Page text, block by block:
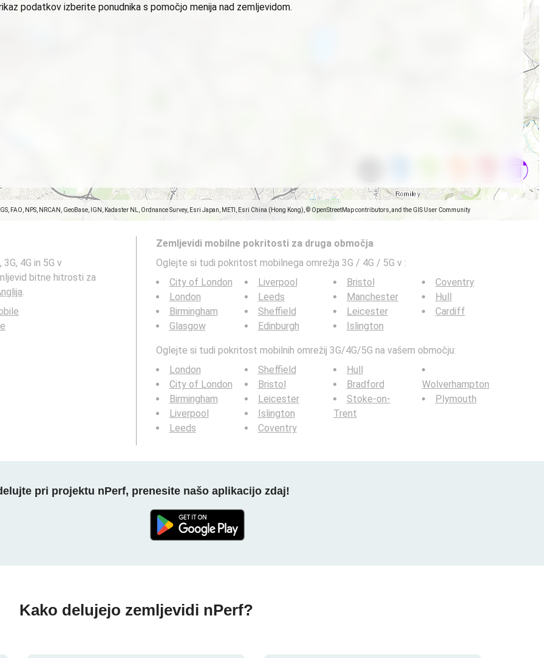
FAO, NPS, NRCAN, GeoBase, IGN, Kadaster NL, Ordnance Survey, Esri Japan, METI, Esri China (Hong Kong), © OpenStreetMap contributors, and the GIS User Community
podatkov izberite ponudnika s pomočjo menija nad zemljevidom.
4G in 5G v
bitne hitrosti za
.
Zemljevidi mobilne pokritosti za druga območja
Oglejte si tudi pokritost mobilnega omrežja 3G / 4G / 5G v :
City of London
London
Birmingham
Glasgow
Liverpool
Leeds
Sheffield
Edinburgh
Bristol
Manchester
Leicester
Islington
Coventry
Hull
Cardiff
Oglejte si tudi pokritost mobilnih omrežij 3G/4G/5G na vašem območju:
London
City of London
Birmingham
Liverpool
Leeds
Sheffield
Bristol
Leicester
Islington
Coventry
Hull
Bradford
Stoke-on-
Trent
Wolverhampton
Plymouth
pri projektu nPerf, prenesite našo aplikacijo zdaj!
Kako delujejo zemljevidi nPerf?